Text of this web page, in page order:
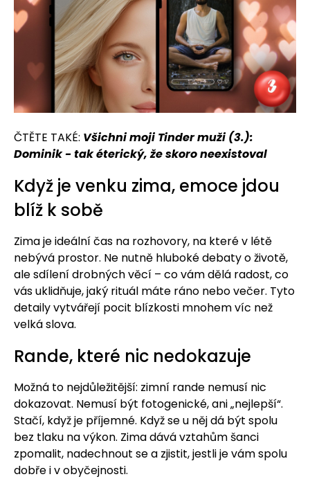
ČTĚTE TAKÉ: Všichni moji Tinder muži (3.):
Dominik - tak éterický, že skoro neexistoval
Když je venku zima, emoce jdou
blíž k sobě
Zima je ideální čas na rozhovory, na které v létě
nebývá prostor. Ne nutně hluboké debaty o životě,
ale sdílení drobných věcí – co vám dělá radost, co
vás uklidňuje, jaký rituál máte ráno nebo večer. Tyto
detaily vytvářejí pocit blízkosti mnohem víc než
velká slova.
Rande, které nic nedokazuje
Možná to nejdůležitější: zimní rande nemusí nic
dokazovat. Nemusí být fotogenické, ani „nejlepší“.
Stačí, když je příjemné. Když se u něj dá být spolu
bez tlaku na výkon. Zima dává vztahům šanci
zpomalit, nadechnout se a zjistit, jestli je vám spolu
dobře i v obyčejnosti.